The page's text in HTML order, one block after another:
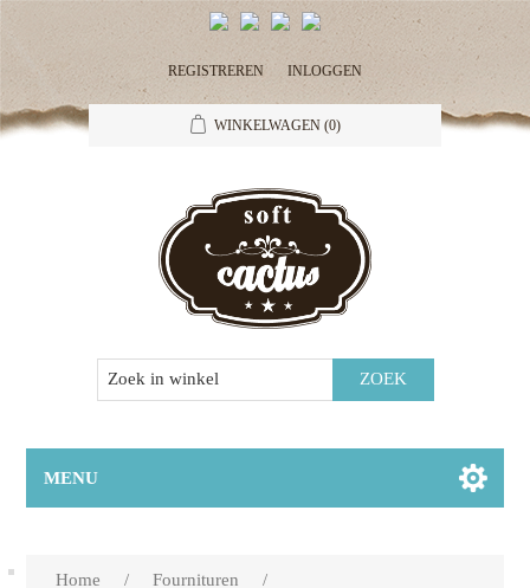
REGISTREREN INLOGGEN
WINKELWAGEN (0)
MENU
Home / Fournituren
/